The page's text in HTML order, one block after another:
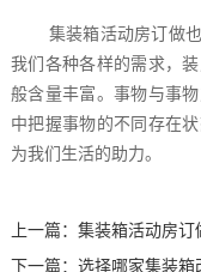
集装箱活动房订做
我们各种各样的需求，
般含量丰富。事物与事
中把握事物的不同存在
为我们生活的助力。
上一篇： 集装箱活动房订
下一篇： 选择哪家集装箱